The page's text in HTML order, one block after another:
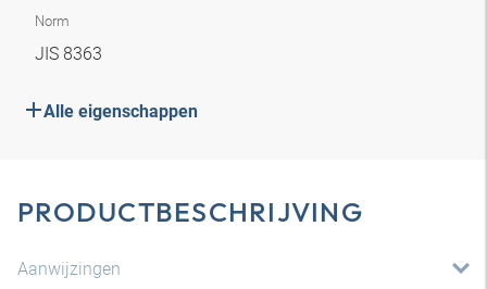
Norm
JIS 8363
Alle eigenschappen
PRODUCTBESCHRIJVING
Aanwijzingen